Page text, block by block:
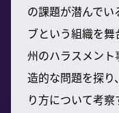
の課題が潜んで
ブという組織を
州のハラスメン
造的な問題を探
り方について考察